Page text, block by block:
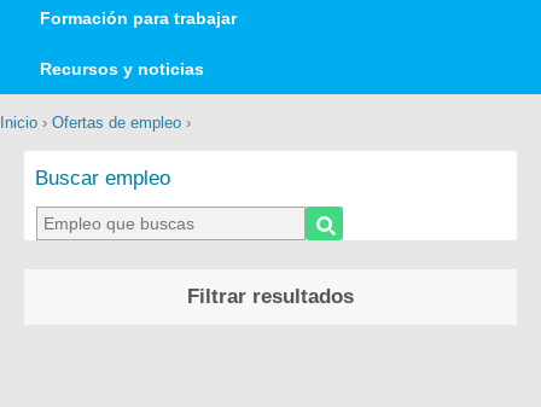
Formación para trabajar
Recursos y noticias
Inicio › Ofertas de empleo ›
Buscar empleo
Filtrar resultados